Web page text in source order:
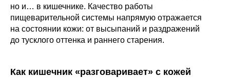
но и… в кишечнике. Качество работы
пищеварительной системы напрямую отражается
на состоянии кожи: от высыпаний и раздражений
до тусклого оттенка и раннего старения.
Как кишечник «разговаривает» с кожей